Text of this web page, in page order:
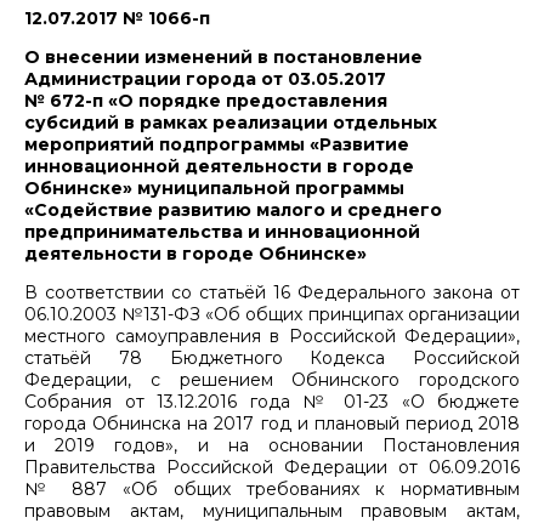
12.07.2017 № 1066-п
О внесении изменений в постановление
Администрации города от 03.05.2017
№ 672-п «О порядке предоставления
субсидий в рамках реализации отдельных
мероприятий подпрограммы «Развитие
инновационной деятельности в городе
Обнинске» муниципальной программы
«Содействие развитию малого и среднего
предпринимательства и инновационной
деятельности в городе Обнинске»
В соответствии со статьёй 16 Федерального закона от
06.10.2003 №131-ФЗ «Об общих принципах организации
местного самоуправления в Российской Федерации»,
статьёй 78 Бюджетного Кодекса Российской
Федерации, с решением Обнинского городского
Собрания от 13.12.2016 года № 01-23 «О бюджете
города Обнинска на 2017 год и плановый период 2018
и 2019 годов», и на основании Постановления
Правительства Российской Федерации от 06.09.2016
№ 887 «Об общих требованиях к нормативным
правовым актам, муниципальным правовым актам,